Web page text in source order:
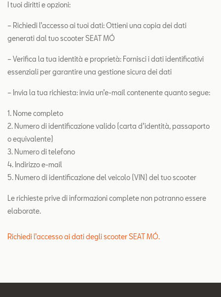
I tuoi diritti e opzioni:
– Richiedi l’accesso ai tuoi dati: Ottieni una copia dei dati
generati dal tuo scooter SEAT MÓ
– Verifica la tua identità e proprietà: Fornisci i dati identificativi
essenziali per garantire una gestione sicura dei dati
– Invia la tua richiesta: invia un’e-mail contenente quanto segue:
1. Nome completo
2. Numero di identificazione valido (carta d’identità, passaporto
o equivalente)
3. Numero di telefono
4. Indirizzo e-mail
5. Numero di identificazione del veicolo (VIN) del tuo scooter
Le richieste prive di informazioni complete non potranno essere
elaborate.
Richiedi l’accesso ai dati degli scooter SEAT MÓ.